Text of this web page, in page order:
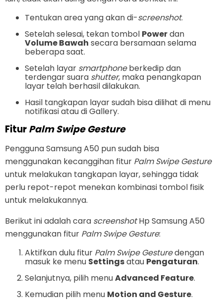
Tentukan area yang akan di-screenshot.
Setelah selesai, tekan tombol Powerdan
Volume Bawah secara bersamaan selama
beberapa saat.
Setelah layar smartphoneberkedip dan
terdengar suara shutter, maka penangkapan
layar telah berhasil dilakukan.
Hasil tangkapan layar sudah bisa dilihat di menu
notifikasi atau di Gallery.
FiturPalm Swipe Gesture
Pengguna Samsung A50 pun sudah bisa
menggunakan kecanggihan fitur Palm Swipe Gesture
untuk melakukan tangkapan layar, sehingga tidak
perlu repot-repot menekan kombinasi tombol fisik
untuk melakukannya.
Berikut ini adalah cara screenshotHp Samsung A50
menggunakan fitur Palm Swipe Gesture:
Aktifkan dulu fitur Palm Swipe Gesturedengan
masuk ke menu Settingsatau Pengaturan.
Selanjutnya, pilih menuAdvanced Feature.
Kemudian pilih menu Motion and Gesture.